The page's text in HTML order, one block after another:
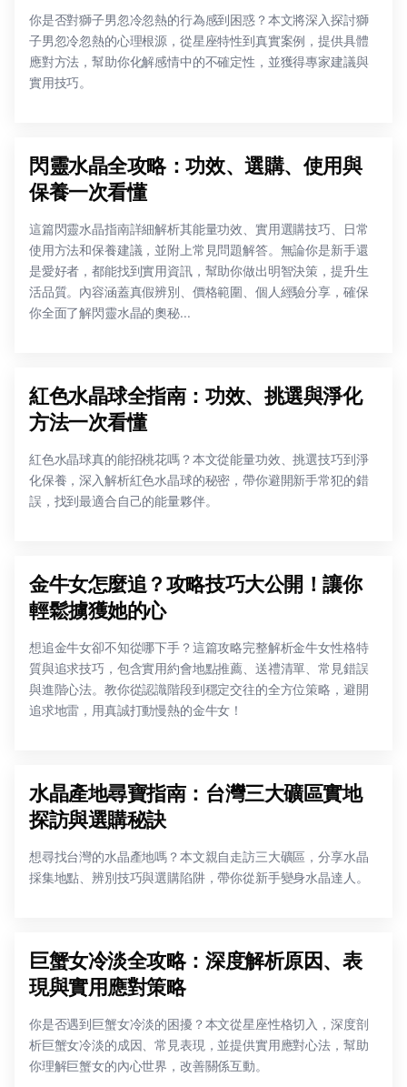
你是否對獅子男忽冷忽熱的行為感到困惑？本文將深入探討獅
子男忽冷忽熱的心理根源，從星座特性到真實案例，提供具體
應對方法，幫助你化解感情中的不確定性，並獲得專家建議與
實用技巧。
閃靈水晶全攻略：功效、選購、使用與
保養一次看懂
這篇閃靈水晶指南詳細解析其能量功效、實用選購技巧、日常
使用方法和保養建議，並附上常見問題解答。無論你是新手還
是愛好者，都能找到實用資訊，幫助你做出明智決策，提升生
活品質。內容涵蓋真假辨別、價格範圍、個人經驗分享，確保
你全面了解閃靈水晶的奧秘...
紅色水晶球全指南：功效、挑選與淨化
方法一次看懂
紅色水晶球真的能招桃花嗎？本文從能量功效、挑選技巧到淨
化保養，深入解析紅色水晶球的秘密，帶你避開新手常犯的錯
誤，找到最適合自己的能量夥伴。
金牛女怎麼追？攻略技巧大公開！讓你
輕鬆擄獲她的心
想追金牛女卻不知從哪下手？這篇攻略完整解析金牛女性格特
質與追求技巧，包含實用約會地點推薦、送禮清單、常見錯誤
與進階心法。教你從認識階段到穩定交往的全方位策略，避開
追求地雷，用真誠打動慢熱的金牛女！
水晶產地尋寶指南：台灣三大礦區實地
探訪與選購秘訣
想尋找台灣的水晶產地嗎？本文親自走訪三大礦區，分享水晶
採集地點、辨別技巧與選購陷阱，帶你從新手變身水晶達人。
巨蟹女冷淡全攻略：深度解析原因、表
現與實用應對策略
你是否遇到巨蟹女冷淡的困擾？本文從星座性格切入，深度剖
析巨蟹女冷淡的成因、常見表現，並提供實用應對心法，幫助
你理解巨蟹女的內心世界，改善關係互動。